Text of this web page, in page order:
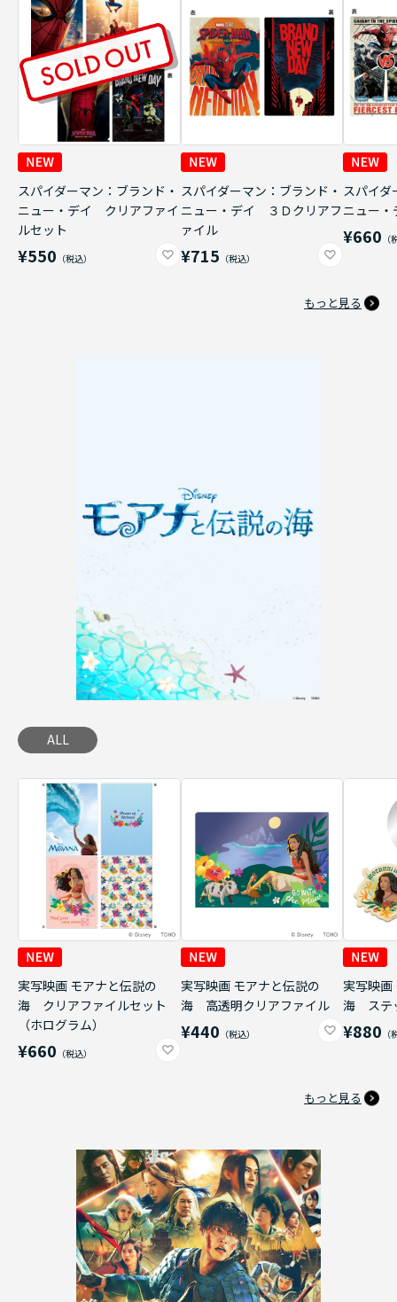
スパイダーマン：ブランド・
ニュー・デイ クリアファイ
ルセット
¥550
スパイダーマン：ブランド・
ニュー・デイ ３Ｄクリアフ
ァイル
¥715
スパイダ
ニュー
¥660
もっと見る
ALL
実写映画 モアナと伝説の
海 クリアファイルセット
（ホログラム）
¥660
実写映画 モアナと伝説の
海 高透明クリアファイル
¥440
実写映画
海 ステ
¥880
もっと見る